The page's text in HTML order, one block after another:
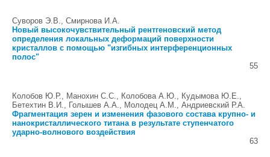
Суворов Э.В., Смирнова И.А.
Новый высокочувствительный рентгеновский метод
определения локальных деформаций поверхности
кристаллов с помощью "изгибных интерференционных
полос"
55
Колобов Ю.Р., Манохин С.С., Колобова А.Ю., Кудымова Ю.Е.,
Бетехтин В.И., Голышев А.А., Молодец А.М., Андриевский Р.А.
Фрагментация зерен и изменения фазового состава крупно- и
нанокристаллического титана в результате ступенчатого
ударно-волнового воздействия
63